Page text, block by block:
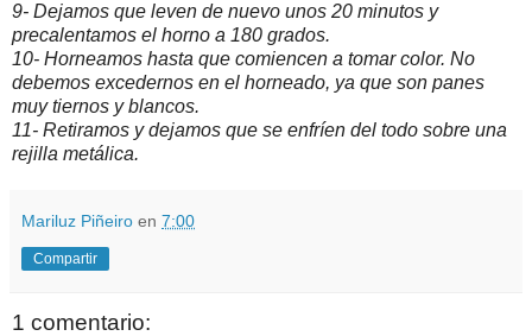
9- Dejamos que leven de nuevo unos 20 minutos y
precalentamos el horno a 180 grados.
10- Horneamos hasta que comiencen a tomar color. No
debemos excedernos en el horneado, ya que son panes
muy tiernos y blancos.
11- Retiramos y dejamos que se enfríen del todo sobre una
rejilla metálica.
Mariluz Piñeiro en 7:00
Compartir
1 comentario: